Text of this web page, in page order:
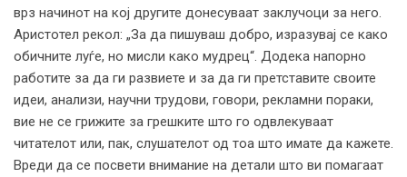
врз начинот на кој другите донесуваат заклучоци за него.
Аристотел рекол: „За да пишуваш добро, изразувај се како
обичните луѓе, но мисли како мудрец“. Додека напорно
работите за да ги развиете и за да ги претставите своите
идеи, анализи, научни трудови, говори, рекламни пораки,
вие не се грижите за грешките што го одвлекуваат
читателот или, пак, слушателот од тоа што имате да кажете.
Вреди да се посвети внимание на детали што ви помагаат